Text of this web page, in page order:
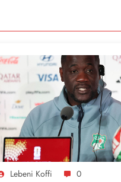
Lebeni Koffi 0